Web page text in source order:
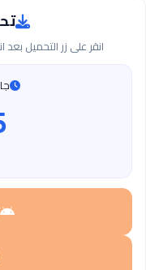
انقر على زر التحميل بعد